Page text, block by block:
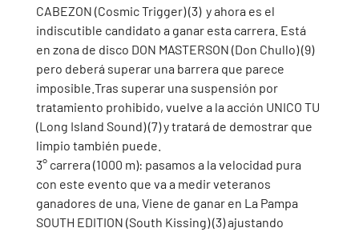
CABEZON (Cosmic Trigger) (3)  y ahora es el
indiscutible candidato a ganar esta carrera. Está
en zona de disco DON MASTERSON (Don Chullo) (9)
pero deberá superar una barrera que parece
imposible.Tras superar una suspensión por
tratamiento prohibido, vuelve a la acción UNICO TU
(Long Island Sound) (7) y tratará de demostrar que
limpio también puede.
3° carrera (1000 m): pasamos a la velocidad pura
con este evento que va a medir veteranos
ganadores de una, Viene de ganar en La Pampa
SOUTH EDITION (South Kissing) (3) ajustando